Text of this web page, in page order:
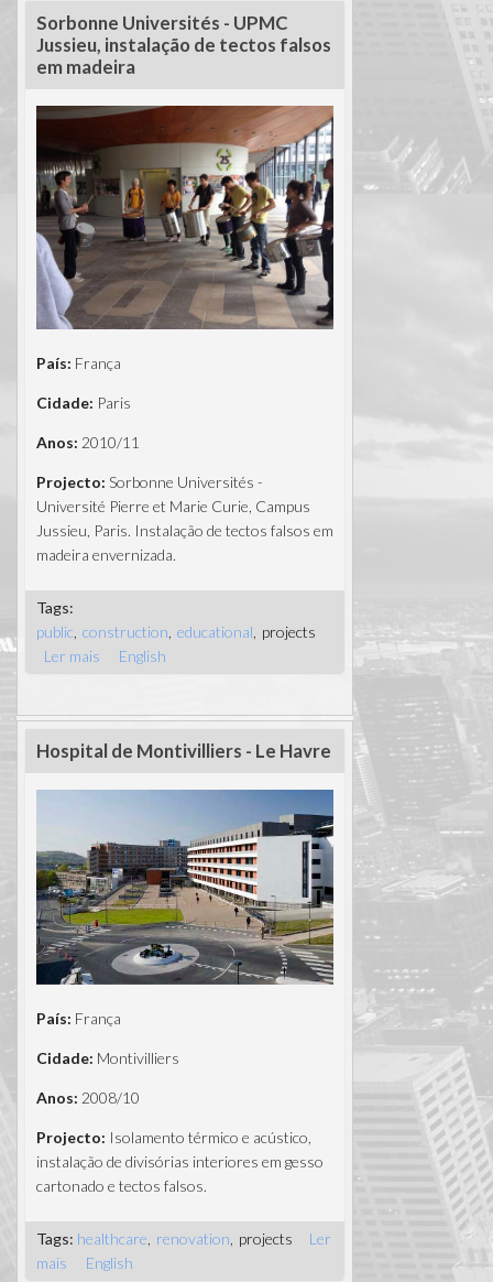
Sorbonne Universités - UPMC
Jussieu, instalação de tectos falsos
em madeira
País: França
Cidade: Paris
Anos: 2010/11
Projecto: Sorbonne Universités -
Université Pierre et Marie Curie, Campus
Jussieu, Paris. Instalação de tectos falsos em
madeira envernizada.
Tags:
public construction educational projects
Ler mais acerca de Sorbonne Universités - UPMC
English
Hospital de Montivilliers - Le Havre
País: França
Cidade: Montivilliers
Anos: 2008/10
Projecto: Isolamento térmico e acústico,
instalação de divisórias interiores em gesso
cartonado e tectos falsos.
Tags: healthcare renovation projects
Ler
mais acerca de Hospital de Montivilliers - Le Havre
English